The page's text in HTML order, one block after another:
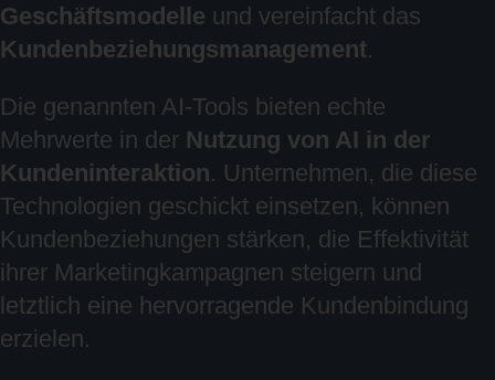
Geschäftsmodelle und vereinfacht das
Kundenbeziehungsmanagement.
Die genannten AI-Tools bieten echte
Mehrwerte in der Nutzung von AI in der
Kundeninteraktion. Unternehmen, die diese
Technologien geschickt einsetzen, können
Kundenbeziehungen stärken, die Effektivität
ihrer Marketingkampagnen steigern und
letztlich eine hervorragende Kundenbindung
erzielen.